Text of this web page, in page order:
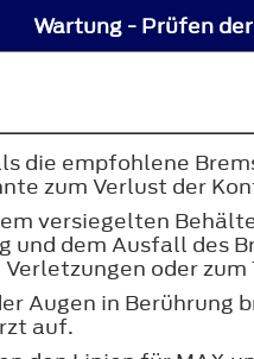
Wartung - Prüfen
die empfohlene
zum Verlust der
versiegelten
und dem Ausfall des
oder zum
Augen in Berührung
auf.